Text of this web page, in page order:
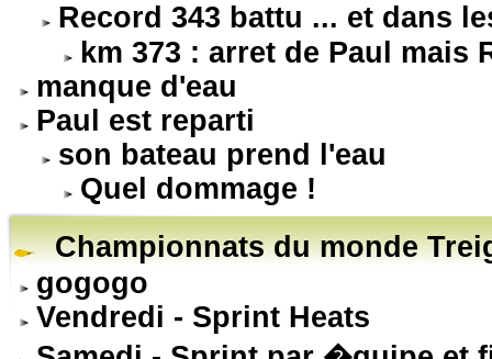
Record 343 battu ... et dans
km 373 : arret de Paul mais
manque d'eau
Paul est reparti
son bateau prend l'eau
Quel dommage !
Championnats du monde
gogogo
Vendredi - Sprint Heats